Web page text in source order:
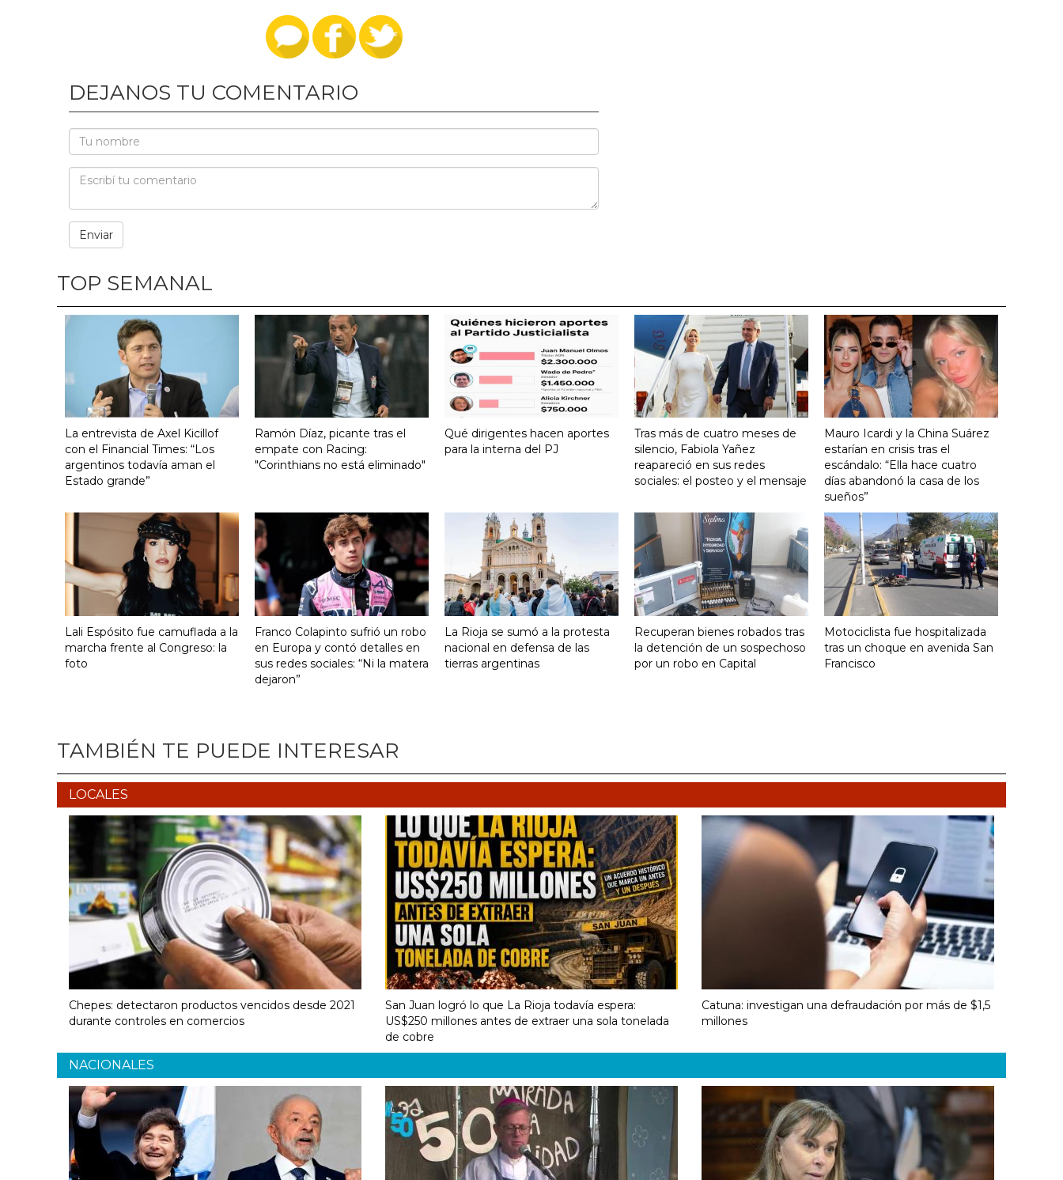
DEJANOS TU COMENTARIO
TOP SEMANAL
La entrevista de Axel Kicillof
con el Financial Times: “Los
argentinos todavía aman el
Estado grande”
Ramón Díaz, picante tras el
empate con Racing:
"Corinthians no está eliminado"
Qué dirigentes hacen aportes
para la interna del PJ
Tras más de cuatro meses de
silencio, Fabiola Yañez
reapareció en sus redes
sociales: el posteo y el mensaje
Mauro Icardi y la China Suárez
estarían en crisis tras el
escándalo: “Ella hace cuatro
días abandonó la casa de los
sueños”
Lali Espósito fue camuflada a la
marcha frente al Congreso: la
foto
Franco Colapinto sufrió un robo
en Europa y contó detalles en
sus redes sociales: “Ni la matera
dejaron”
La Rioja se sumó a la protesta
nacional en defensa de las
tierras argentinas
Recuperan bienes robados tras
la detención de un sospechoso
por un robo en Capital
Motociclista fue hospitalizada
tras un choque en avenida San
Francisco
TAMBIÉN TE PUEDE INTERESAR
LOCALES
Chepes: detectaron productos vencidos desde 2021
durante controles en comercios
San Juan logró lo que La Rioja todavía espera:
US$250 millones antes de extraer una sola tonelada
de cobre
Catuna: investigan una defraudación por más de $1,5
millones
NACIONALES